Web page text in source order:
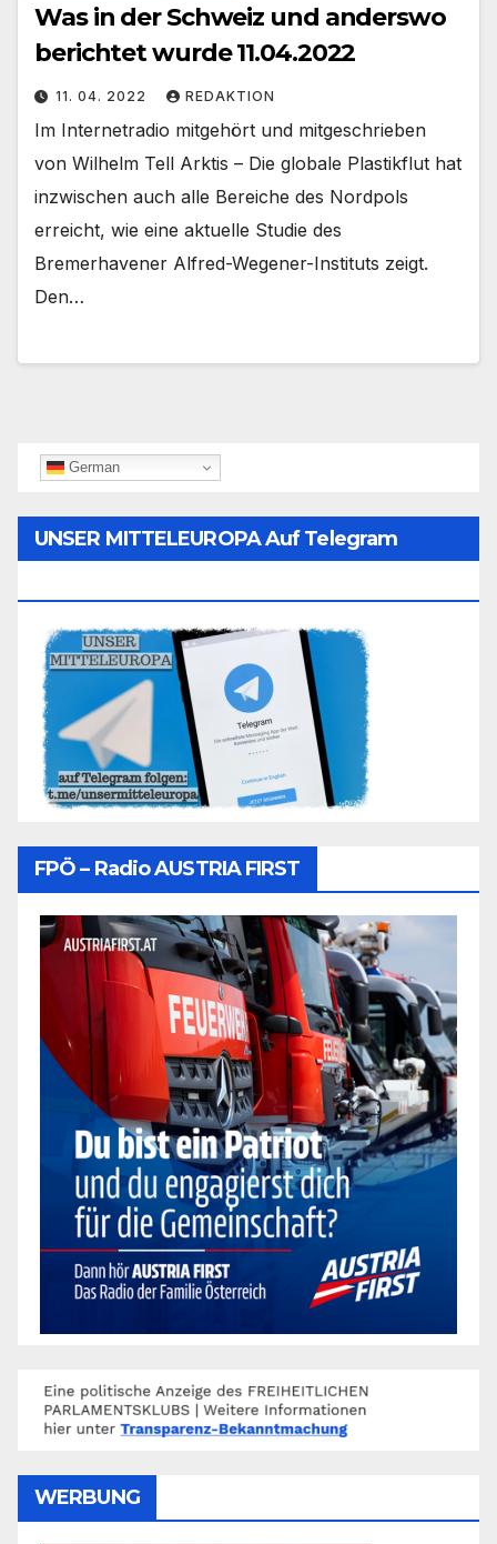
Was in der Schweiz und anderswo
berichtet wurde 11.04.2022
11. 04. 2022 REDAKTION
Im Internetradio mitgehört und mitgeschrieben
von Wilhelm Tell Arktis – Die globale Plastikflut hat
inzwischen auch alle Bereiche des Nordpols
erreicht, wie eine aktuelle Studie des
Bremerhavener Alfred-Wegener-Instituts zeigt.
Den…
German
UNSER MITTELEUROPA Auf Telegram
FPÖ – Radio AUSTRIA FIRST
WERBUNG